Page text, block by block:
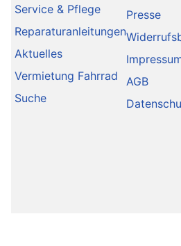
Service & Pflege
Reparaturanleitungen
Aktuelles
Vermietung Fahrrad
Suche
Presse
AGB